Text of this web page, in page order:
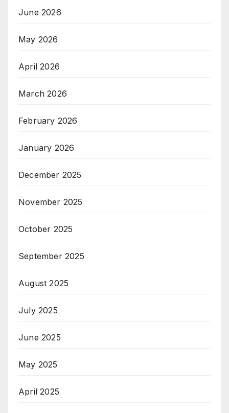
June 2026
May 2026
April 2026
March 2026
February 2026
January 2026
December 2025
November 2025
October 2025
September 2025
August 2025
July 2025
June 2025
May 2025
April 2025